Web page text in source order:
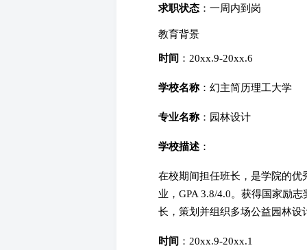
求职状态 ：一周内到岗
教育背景
时间 ：20xx.9-20xx.6
学校名称：幻主简历理工大学
专业名称：园林设计
学校描述 ：
在校期间担任班长，是学院的
业，GPA 3.8/4.0。获得国家励
长，策划并组织多场公益园林
时间 ：20xx.9-20xx.1